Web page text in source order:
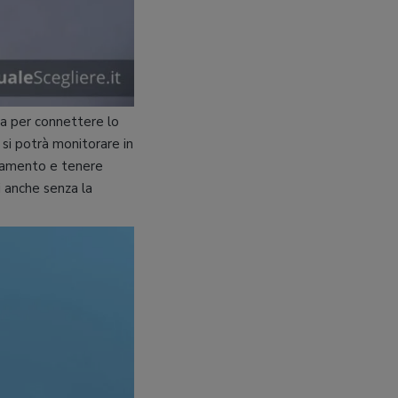
per connettere lo
si potrà monitorare in
e tenere
senza la